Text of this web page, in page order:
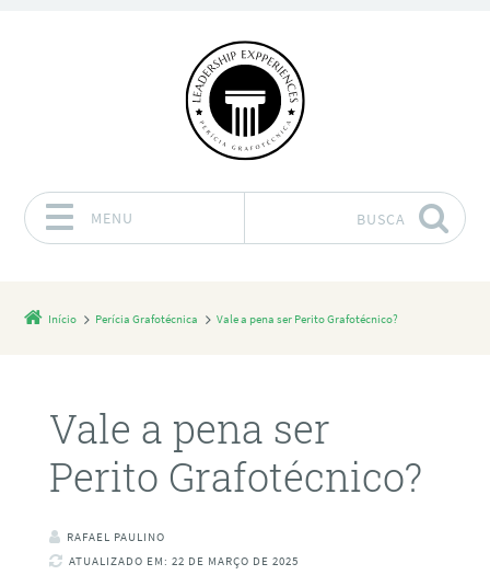
MENU BUSCA
Início Perícia Grafotécnica Vale a pena ser Perito Grafotécnico?
Vale a pena ser
Perito Grafotécnico?
RAFAEL PAULINO
ATUALIZADO EM: 22 DE MARÇO DE 2025